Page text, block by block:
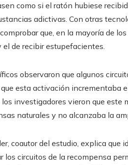
como si el ratón hubiese
adictivas. Con otras
que, en la mayoría de
el de recibir estupefacientes.
observaron que algunos
esta activación incrementaba
los investigadores vieron que
naturales y no alcanzaba la
coautor del estudio, explica
los circuitos de la recompensa